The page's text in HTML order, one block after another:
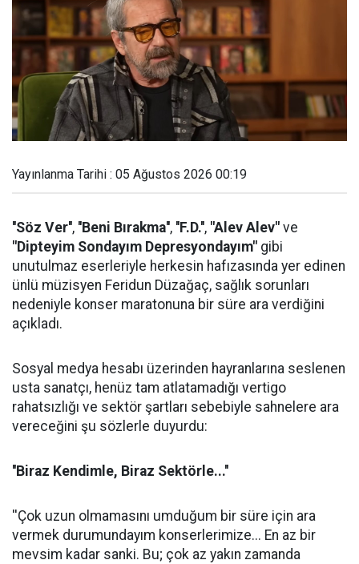
Yayınlanma Tarihi : 05 Ağustos 2026 00:19
''Söz Ver'', ''Beni Bırakma'', ''F.D.'', "Alev Alev" ve
"Dipteyim Sondayım Depresyondayım" gibi
unutulmaz eserleriyle herkesin hafızasında yer edinen
ünlü müzisyen Feridun Düzağaç, sağlık sorunları
nedeniyle konser maratonuna bir süre ara verdiğini
açıkladı.
Sosyal medya hesabı üzerinden hayranlarına seslenen
usta sanatçı, henüz tam atlatamadığı vertigo
rahatsızlığı ve sektör şartları sebebiyle sahnelere ara
vereceğini şu sözlerle duyurdu:
''Biraz Kendimle, Biraz Sektörle...''
''Çok uzun olmamasını umduğum bir süre için ara
vermek durumundayım konserlerimize... En az bir
mevsim kadar sanki. Bu; çok az yakın zamanda